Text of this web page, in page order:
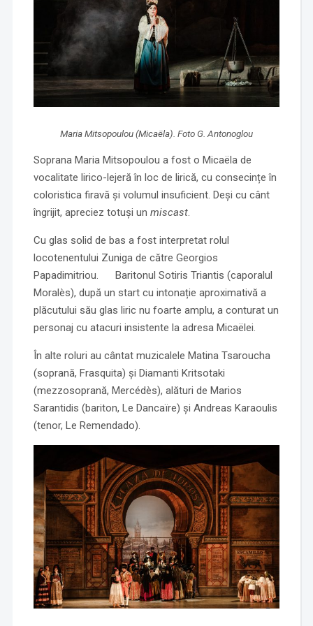
Maria Mitsopoulou (Micaëla). Foto G. Antonoglou
Soprana Maria Mitsopoulou a fost o Micaëla de
vocalitate lirico-lejeră în loc de lirică, cu consecințe în
coloristica firavă și volumul insuficient. Deși cu cânt
îngrijit, apreciez totuși un miscast.
Cu glas solid de bas a fost interpretat rolul
locotenentului Zuniga de către Georgios
Papadimitriou. Baritonul Sotiris Triantis (caporalul
Moralès), după un start cu intonație aproximativă a
plăcutului său glas liric nu foarte amplu, a conturat un
personaj cu atacuri insistente la adresa Micaëlei.
În alte roluri au cântat muzicalele Matina Tsaroucha
(soprană, Frasquita) și Diamanti Kritsotaki
(mezzosoprană, Mercédès), alături de Marios
Sarantidis (bariton, Le Dancaïre) și Andreas Karaoulis
(tenor, Le Remendado).